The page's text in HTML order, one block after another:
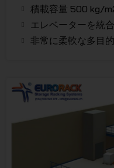
積載容量 500 kg/
エレベーターを統
非常に柔軟な多目